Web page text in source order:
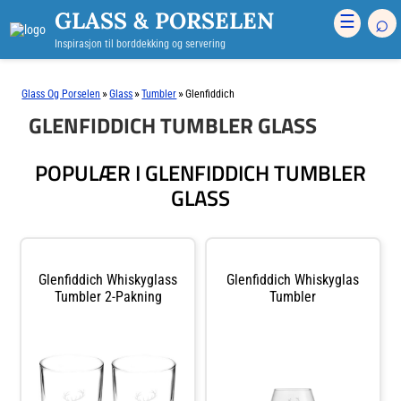
GLASS & PORSELEN
Inspirasjon til borddekking og servering
☰ ⌕
Glass Og Porselen »Glass »Tumbler »Glenfiddich
GLENFIDDICH TUMBLER GLASS
POPULÆR I GLENFIDDICH TUMBLER
GLASS
Glenfiddich Whiskyglass
Tumbler 2-Pakning
Glenfiddich Whiskyglas
Tumbler